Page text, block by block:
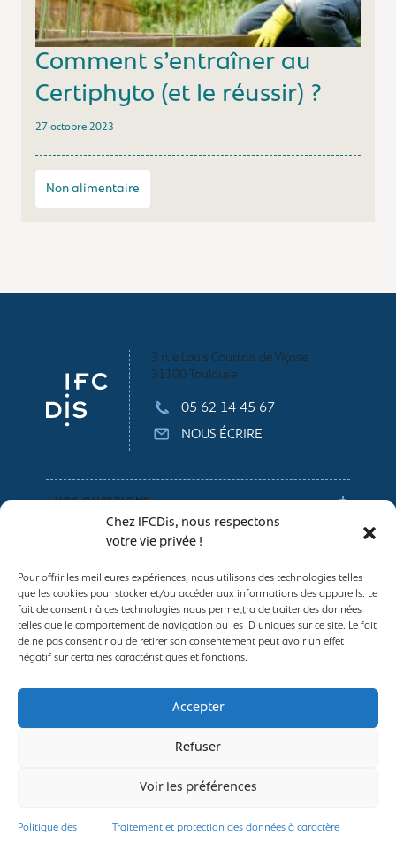
Chez IFCDis, nous respectons
votre vie privée !
Pour offrir les meilleures expériences, nous utilisons des technologies telles
que les cookies pour stocker et/ou accéder aux informations des appareils. Le
fait de consentir à ces technologies nous permettra de traiter des données
telles que le comportement de navigation ou les ID uniques sur ce site. Le fait
de ne pas consentir ou de retirer son consentement peut avoir un effet
négatif sur certaines caractéristiques et fonctions.
Accepter
Refuser
Voir les préférences
Politique des Traitement et protection des données à caractère
Comment s’entraîner au
Certiphyto (et le réussir) ?
27 octobre 2023
Non alimentaire
NOUS CONTACTER
3 rue Louis Courtois de Viçose
31100 Toulouse
05 62 14 45 67
NOUS ÉCRIRE
VOS QUESTIONS
NOS CONSEILS
Espace entreprises
Conditions générales de vente
Politique des Cookies